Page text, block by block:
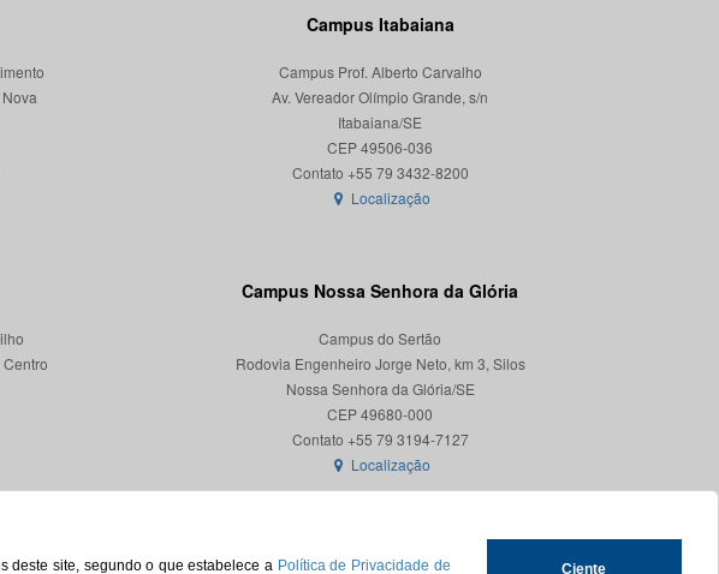
deste site, segundo o que estabelece a Política de Privacidade de Ciente
Campus Itabaiana
Campus Prof. Alberto Carvalho
Av. Vereador Olímpio Grande, s/n
Itabaiana/SE
CEP 49506-036
Localização
Campus Nossa Senhora da Glória
Campus do Sertão
Rodovia Engenheiro Jorge Neto, km 3, Silos
Nossa Senhora da Glória/SE
CEP 49680-000
Contato +55 79 3194-7127
Localização